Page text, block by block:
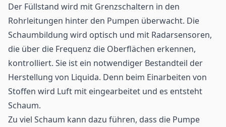
Der Füllstand wird mit Grenzschaltern in den
Rohrleitungen hinter den Pumpen überwacht. Die
Schaumbildung wird optisch und mit Radarsensoren,
die über die Frequenz die Oberflächen erkennen,
kontrolliert. Sie ist ein notwendiger Bestandteil der
Herstellung von Liquida. Denn beim Einarbeiten von
Stoffen wird Luft mit eingearbeitet und es entsteht
Schaum.
Zu viel Schaum kann dazu führen, dass die Pumpe